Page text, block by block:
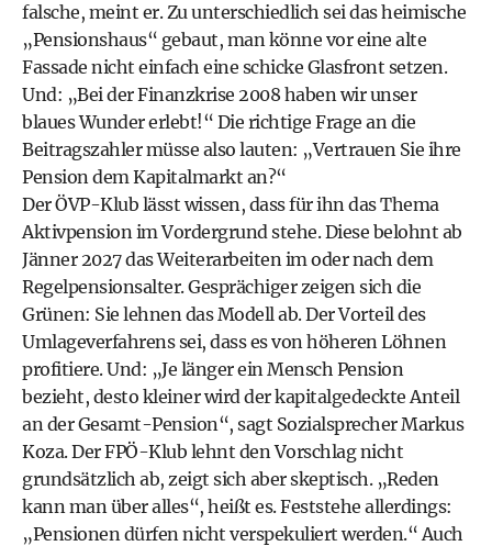
falsche, meint er. Zu unterschiedlich sei das heimische
„Pensionshaus“ gebaut, man könne vor eine alte
Fassade nicht einfach eine schicke Glasfront setzen.
Und: „Bei der Finanzkrise 2008 haben wir unser
blaues Wunder erlebt!“ Die richtige Frage an die
Beitrags­zahler müsse also lauten: „Vertrauen Sie ihre
Pension dem Kapitalmarkt an?“
Der ÖVP-Klub lässt wissen, dass für ihn das Thema
Aktivpension im Vordergrund stehe. Diese belohnt ab
Jänner 2027 das Weiterarbeiten im oder nach dem
Regelpensionsalter. Gesprächiger zeigen sich die
Grünen: Sie lehnen das Modell ab. Der Vorteil des
Umlageverfahrens sei, dass es von höheren Löhnen
profitiere. Und: „Je länger ein Mensch Pension
bezieht, desto kleiner wird der kapitalgedeckte Anteil
an der Gesamt-Pension“, sagt Sozialsprecher Markus
Koza. Der FPÖ-Klub lehnt den Vorschlag nicht
grundsätzlich ab, zeigt sich aber skeptisch. „Reden
kann man über alles“, heißt es. Feststehe allerdings:
„Pensionen dürfen nicht verspekuliert werden.“ Auch